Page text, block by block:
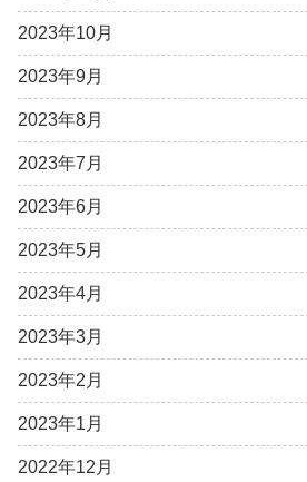
2023年10月
2023年9月
2023年8月
2023年7月
2023年6月
2023年5月
2023年4月
2023年3月
2023年2月
2023年1月
2022年12月